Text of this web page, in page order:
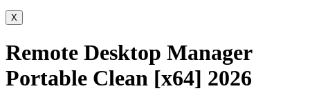
X
Remote Desktop Manager
Portable Clean [x64] 2026